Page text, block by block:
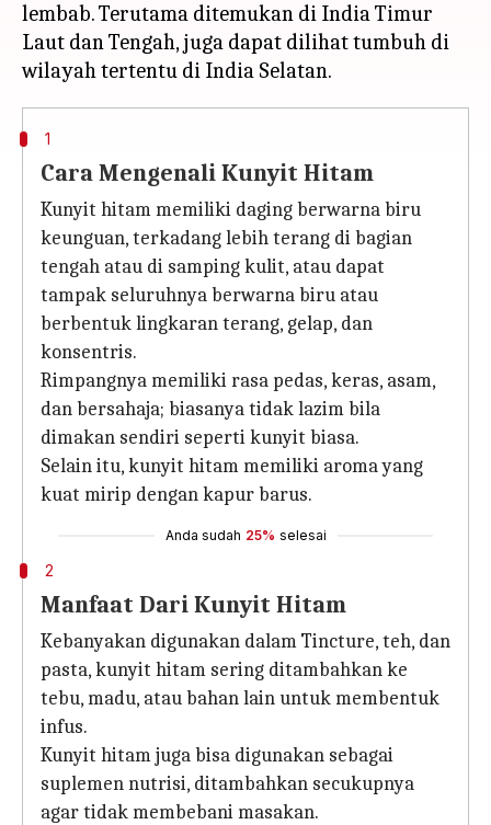
lembab. Terutama ditemukan di India Timur
Laut dan Tengah, juga dapat dilihat tumbuh di
1
Cara Mengenali Kunyit Hitam
Kunyit hitam memiliki daging berwarna biru
keunguan, terkadang lebih terang di bagian
tengah atau di samping kulit, atau dapat
tampak seluruhnya berwarna biru atau
berbentuk lingkaran terang, gelap, dan
konsentris.
Rimpangnya memiliki rasa pedas, keras, asam,
dan bersahaja; biasanya tidak lazim bila
dimakan sendiri seperti kunyit biasa.
Selain itu, kunyit hitam memiliki aroma yang
kuat mirip dengan kapur barus.
Anda sudah 25% selesai
2
Manfaat Dari Kunyit Hitam
Kebanyakan digunakan dalam Tincture, teh, dan
pasta, kunyit hitam sering ditambahkan ke
tebu, madu, atau bahan lain untuk membentuk
infus.
Kunyit hitam juga bisa digunakan sebagai
suplemen nutrisi, ditambahkan secukupnya
agar tidak membebani masakan.